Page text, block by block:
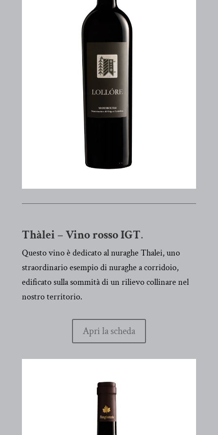
Thàlei – Vino rosso IGT.
Questo vino è dedicato al nuraghe Thalei, uno
straordinario esempio di nuraghe a corridoio,
edificato sulla sommità di un rilievo collinare nel
nostro territorio.
Apri la scheda